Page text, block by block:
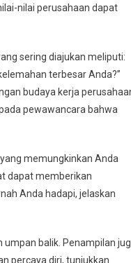
nilai perusahaan dapat
sering diajukan meliputi:
terbesar Anda?”
budaya kerja
pewawancara bahwa
memungkinkan Anda
dapat memberikan
Anda hadapi, jelaskan
balik. Penampilan
percaya diri, tunjukkan